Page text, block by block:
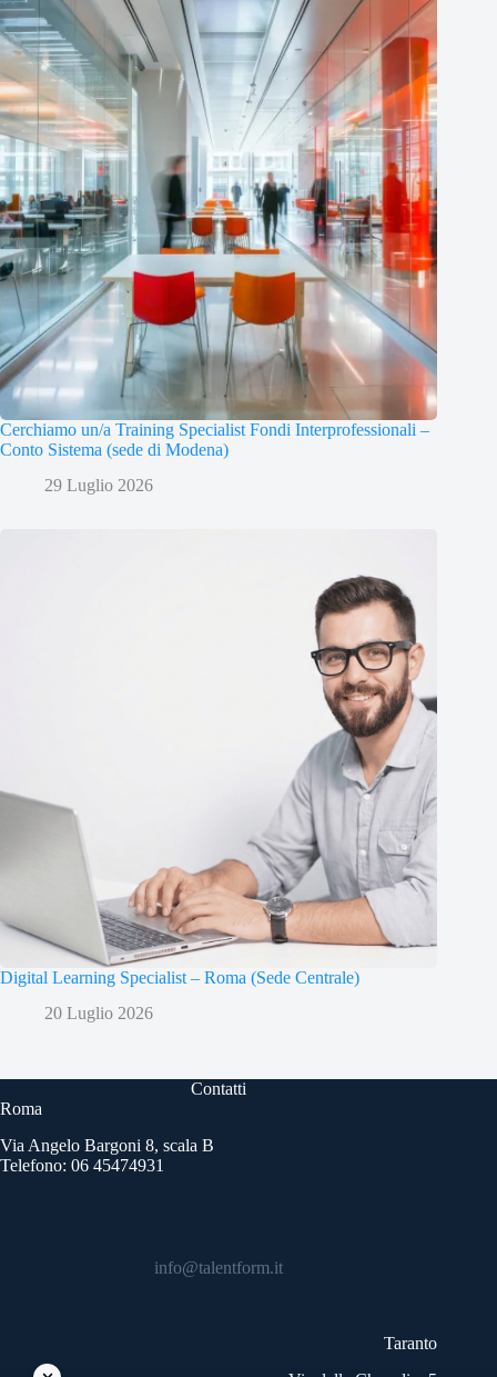
Cerchiamo un/a Training Specialist Fondi Interprofessionali –
Conto Sistema (sede di Modena)
29 Luglio 2026
Digital Learning Specialist – Roma (Sede Centrale)
20 Luglio 2026
Contatti
Roma
Via Angelo Bargoni 8, scala B
Telefono: 06 45474931
info@talentform.it
Taranto